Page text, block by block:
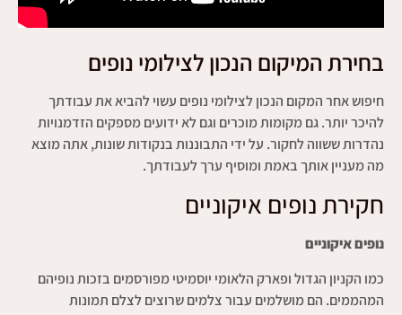
בחירת המיקום הנכון לצילומי נופים
חיפוש אחר המקום הנכון לצילומי נופים עשוי להביא את עבודתך
להיכר יותר. גם מקומות מוכרים וגם לא ידועים מספקים הזדמנויות
נהדרות ששווה לחקור. על ידי התבוננות בנקודות שונות, אתה מוצא
מה מעניין אותך באמת ומוסיף ערך לעבודתך.
חקירת נופים איקוניים
נופים איקוניים
כמו הקניון הגדול ופארק הלאומי יוסמיטי מפורסמים בזכות נופיהם
המהממים. הם מושלמים עבור צלמים שרוצים לצלם תמונות